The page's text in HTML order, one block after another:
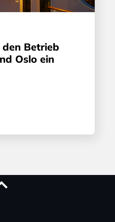
Betrieb
Oslo ein